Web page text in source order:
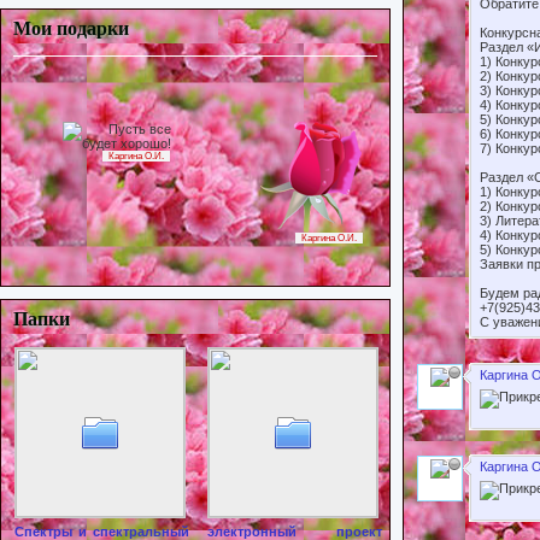
Мои подарки
Каргина О.И.
Каргина О.И.
Папки
Спектры и спектральный
электронный проект
Раздел
1)
2)
3)
4)
5)
6)
7)
Раздел
1)
2)
3)
4)
5)
Заявки
Будем
С
Каргина
Каргина